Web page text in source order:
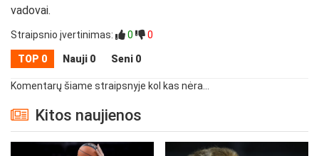
vadovai.
Straipsnio įvertinimas: 0 0
TOP 0 Nauji 0 Seni 0
Komentarų šiame straipsnyje kol kas nėra...
Kitos naujienos